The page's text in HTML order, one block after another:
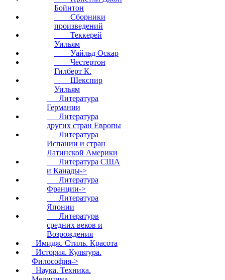
Бойнтон
Сборники
произведений
Теккерей
Уильям
Уайльд Оскар
Честертон
Гилберт К.
Шекспир
Уильям
Литература
Германии
Литература
других стран Европы
Литература
Испании и стран
Латинской Америки
Литература США
и Канады->
Литература
Франции->
Литература
Японии
Литературв
средних веков и
Возрождения
Имидж. Стиль. Красота
История. Культура.
Философия->
Наука. Техника.